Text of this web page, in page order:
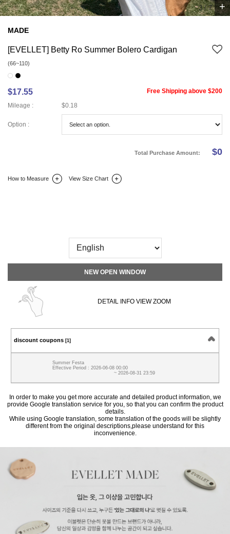
4/7 +
MADE
[EVELLET] Betty Ro Summer Bolero Cardigan
(66~110)
$17.55
Free Shipping above $200
Mileage :
$0.18
Option :
Total Purchase Amount: $0
How to Measure View Size Chart
NEW OPEN WINDOW
DETAIL INFO VIEW ZOOM
discount coupons [1]
Summer Festa
Effective Period : 2026-06-08 00:00
~ 2026-08-31 23:59
In order to make you get more accurate and detailed product information, we
provide Google translation service for you, so that you can confirm the product
details.
While using Google translation, some translation of the goods will be slightly
different from the original descriptions,please understand for this
inconvenience.